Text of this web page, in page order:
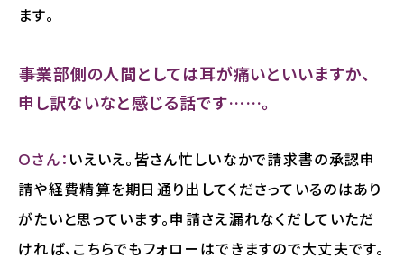
ます。
――事業部側の人間としては耳が痛いといいますか、
申し訳ないなと感じる話です……。
Ｏさん： いえいえ。皆さん忙しいなかで請求書の承認申
請や経費精算を期日通り出してくださっているのはあり
がたいと思っています。申請さえ漏れなくだしていただ
ければ、こちらでもフォローはできますので大丈夫です。